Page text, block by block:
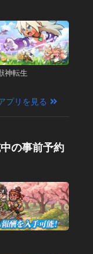
神転生
プリを見る
の事前予約